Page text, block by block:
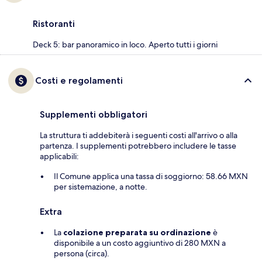
Ristoranti
Deck 5: bar panoramico in loco. Aperto tutti i giorni
Costi e regolamenti
Supplementi obbligatori
La struttura ti addebiterà i seguenti costi all'arrivo o alla
partenza. I supplementi potrebbero includere le tasse
applicabili:
Il Comune applica una tassa di soggiorno: 58.66 MXN
per sistemazione, a notte.
Extra
La colazione preparata su ordinazione è
disponibile a un costo aggiuntivo di 280 MXN a
persona (circa).